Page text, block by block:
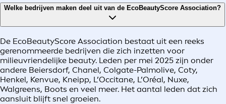
Welke bedrijven maken deel uit van de EcoBeautyScore Association?
De EcoBeautyScore Association bestaat uit een reeks
gerenommeerde bedrijven die zich inzetten voor
milieuvriendelijke beauty. Leden per mei 2025 zijn onder
andere Beiersdorf, Chanel, Colgate-Palmolive, Coty,
Henkel, Kenvue, Kneipp, L’Occitane, L’Oréal, Nuxe,
Walgreens, Boots en veel meer. Het aantal leden dat zich
aansluit blijft snel groeien.